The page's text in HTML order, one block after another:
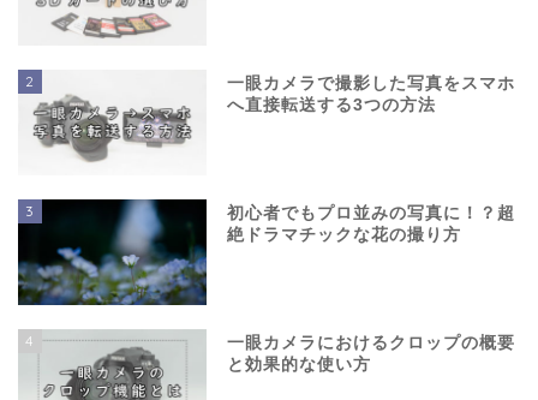
2
一眼カメラで撮影した写真をスマホ
へ直接転送する3つの方法
3
初心者でもプロ並みの写真に！？超
絶ドラマチックな花の撮り方
4
一眼カメラにおけるクロップの概要
と効果的な使い方